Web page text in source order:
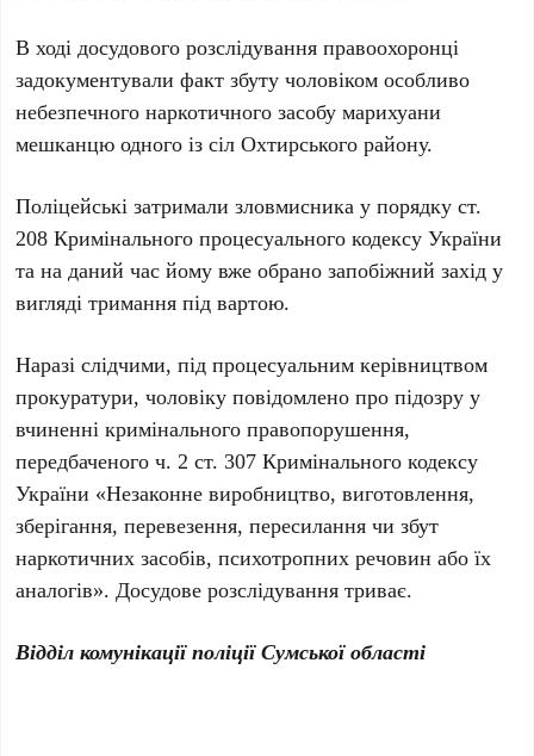
В ході досудового розслідування правоохоронці
задокументували факт збуту чоловіком особливо
небезпечного наркотичного засобу марихуани
мешканцю одного із сіл Охтирського району.
Поліцейські затримали зловмисника у порядку ст.
208 Кримінального процесуального кодексу України
та на даний час йому вже обрано запобіжний захід у
вигляді тримання під вартою.
Наразі слідчими, під процесуальним керівництвом
прокуратури, чоловіку повідомлено про підозру у
вчиненні кримінального правопорушення,
передбаченого ч. 2 ст. 307 Кримінального кодексу
України «Незаконне виробництво, виготовлення,
зберігання, перевезення, пересилання чи збут
наркотичних засобів, психотропних речовин або їх
аналогів». Досудове розслідування триває.
Відділ комунікації поліції Сумської області